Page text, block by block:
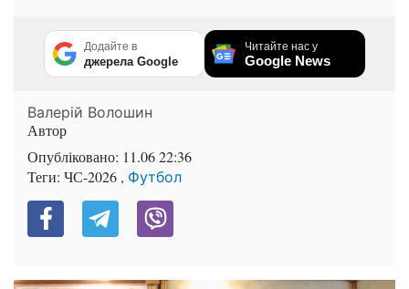
Додайте в
джерела Google
Читайте нас у
Google News
Валерій Волошин
Автор
Опубліковано: 11.06 22:36
Теги: ЧС-2026 , Футбол